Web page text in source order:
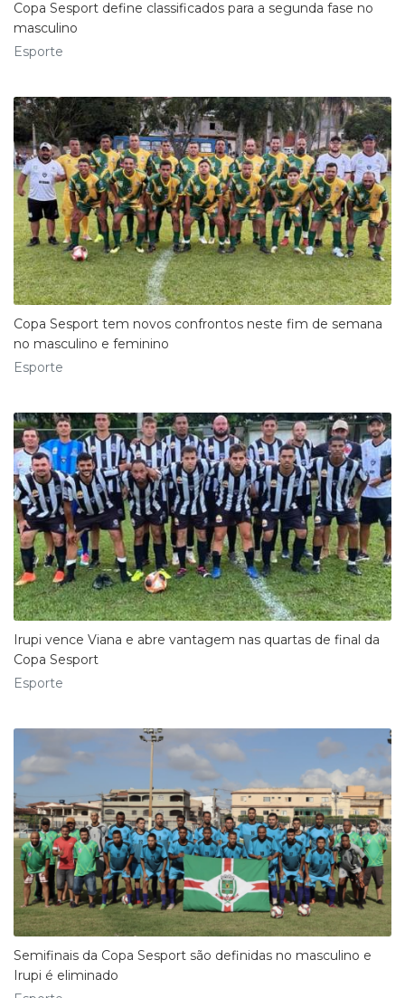
Copa Sesport define classificados para a segunda fase no
masculino
Esporte
Copa Sesport tem novos confrontos neste fim de semana
no masculino e feminino
Esporte
Irupi vence Viana e abre vantagem nas quartas de final da
Copa Sesport
Esporte
Semifinais da Copa Sesport são definidas no masculino e
Irupi é eliminado